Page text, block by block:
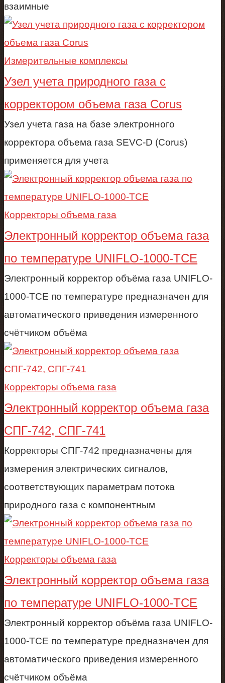
взаимные
Измерительные комплексы
Узел учета природного газа c
корректором объема газа Corus
Узел учета газа на базе электронного
корректора объема газа SEVC-D (Corus)
применяется для учета
Корректоры объема газа
Электронный корректор объема газа
по температуре UNIFLO-1000-TCE
Электронный корректор объёма газа UNIFLO-
1000-TCE по температуре предназначен для
автоматического приведения измеренного
счётчиком объёма
Корректоры объема газа
Электронный корректор объема газа
СПГ-742, СПГ-741
Корректоры СПГ-742 предназначены для
измерения электрических сигналов,
соответствующих параметрам потока
природного газа с компонентным
Корректоры объема газа
Электронный корректор объема газа
по температуре UNIFLO-1000-TCE
Электронный корректор объёма газа UNIFLO-
1000-TCE по температуре предназначен для
автоматического приведения измеренного
счётчиком объёма